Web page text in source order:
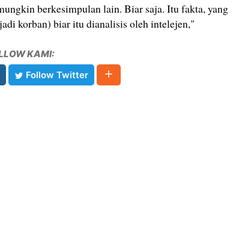
berkesimpulan lain. Biar saja. Itu fakta, yang
korban) biar itu dianalisis oleh intelejen,"
KAMI:
Follow Twitter